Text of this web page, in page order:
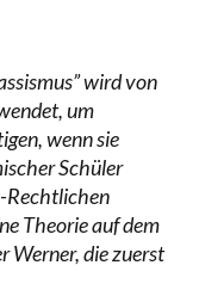
wird von
um
wenn sie
Schüler
Rechtlichen
Theorie auf dem
Werner, die zuerst